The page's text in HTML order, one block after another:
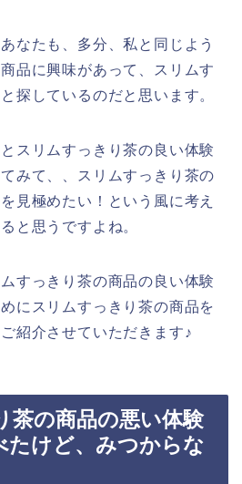
なたも、多分、私と同じよう
品に興味があって、スリムす
探しているのだと思います。
スリムすっきり茶の良い体験
みて、、スリムすっきり茶の
見極めたい！という風に考え
と思うですよね。
すっきり茶の商品の良い体験
にスリムすっきり茶の商品を
紹介させていただきます♪
茶の商品の悪い体験
たけど、みつからな